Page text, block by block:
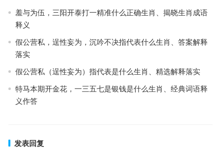
羞与为伍，三阳开泰打一精准什么正确生肖、揭晓生肖成语
释义
假公营私，逞性妄为，沉吟不决指代表什么生肖、答案解释
落实
假公营私（逞性妄为）指代表是什么生肖、精选解释落实
特马本期开金花，一三五七是银钱是什么生肖、经典词语释
义作答
发表回复